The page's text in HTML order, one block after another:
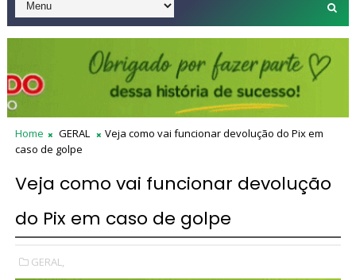
Home GERAL
Veja como vai funcionar devolução do Pix em
caso de golpe
Veja como vai funcionar devolução
do Pix em caso de golpe
GERAL,